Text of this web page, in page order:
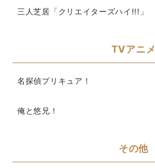
三人芝居「クリエイターズハイ!!!」
TVアニメ
名探偵プリキュア！
俺と悠兄！
その他